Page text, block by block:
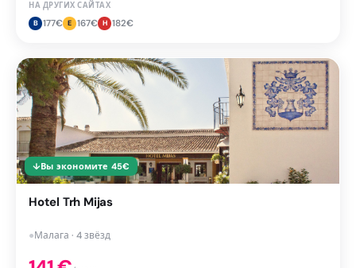
НА ДРУГИХ САЙТАХ
B 177€ E 167€ H 182€
↓Вы экономите 45€
Hotel Trh Mijas
●Малага · 4 звёзд